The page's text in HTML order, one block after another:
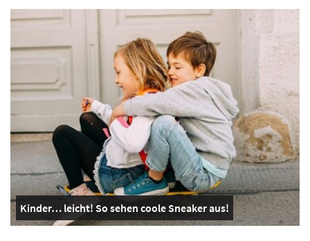
Kinder… leicht! So sehen coole Sneaker aus!